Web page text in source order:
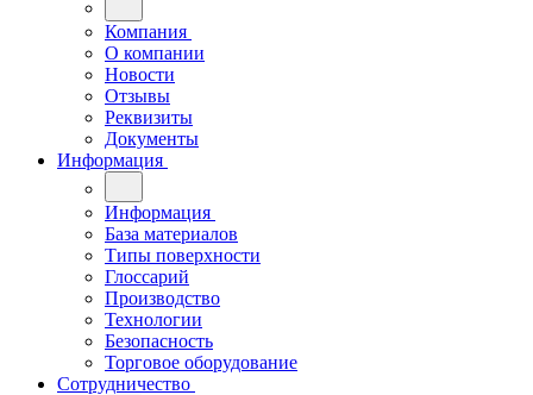
Компания
О компании
Новости
Отзывы
Реквизиты
Документы
Информация
Информация
База материалов
Типы поверхности
Глоссарий
Производство
Технологии
Безопасность
Торговое оборудование
Сотрудничество